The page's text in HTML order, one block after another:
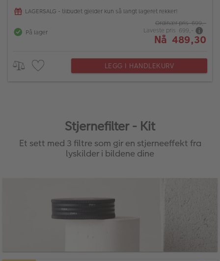
LAGERSALG - tilbudet gjelder kun så langt lageret rekker!
På lager
Ordinær pris 699,-
Laveste pris 699,-
Nå 489,30
LEGG I HANDLEKURV
Stjernefilter - Kit
Et sett med 3 filtre som gir en stjerneeffekt fra
lyskilder i bildene dine